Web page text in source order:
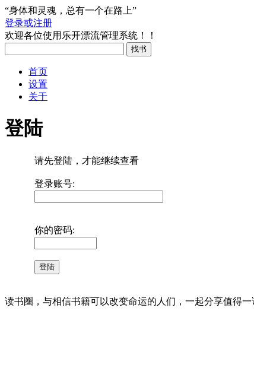
“身体和灵魂，总有一个在路上”
登录或注册
欢迎各位使用乐开漂流管理系统！！
首页
设置
关于
登陆
请先登陆，才能继续查看
登录账号:
你的密码:
读书圈，与相信书籍可以改变命运的人们，一起分享值得一